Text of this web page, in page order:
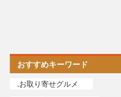
おすすめキーワード
.お取り寄せグルメ